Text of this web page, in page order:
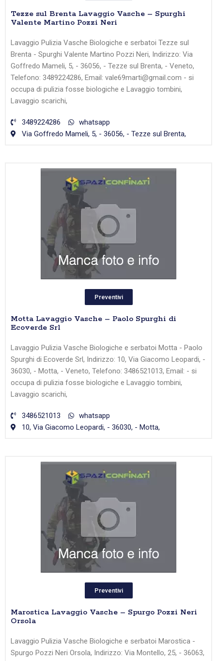
Tezze sul Brenta Lavaggio Vasche – Spurghi
Valente Martino Pozzi Neri
Lavaggio Pulizia Vasche Biologiche e serbatoi Tezze sul
Brenta - Spurghi Valente Martino Pozzi Neri, Indirizzo: Via
Goffredo Mameli, 5, - 36056, - Tezze sul Brenta, - Veneto,
Telefono: 3489224286, Email: vale69marti@gmail.com - si
occupa di pulizia fosse biologiche e Lavaggio tombini,
Lavaggio scarichi,
3489224286
whatsapp
Via Goffredo Mameli, 5, - 36056, - Tezze sul Brenta,
Preventivi
Motta Lavaggio Vasche – Paolo Spurghi di
Ecoverde Srl
Lavaggio Pulizia Vasche Biologiche e serbatoi Motta - Paolo
Spurghi di Ecoverde Srl, Indirizzo: 10, Via Giacomo Leopardi, -
36030, - Motta, - Veneto, Telefono: 3486521013, Email: - si
occupa di pulizia fosse biologiche e Lavaggio tombini,
Lavaggio scarichi,
3486521013
whatsapp
10, Via Giacomo Leopardi, - 36030, - Motta,
Preventivi
Marostica Lavaggio Vasche – Spurgo Pozzi Neri
Orsola
Lavaggio Pulizia Vasche Biologiche e serbatoi Marostica -
Spurgo Pozzi Neri Orsola, Indirizzo: Via Montello, 25, - 36063,